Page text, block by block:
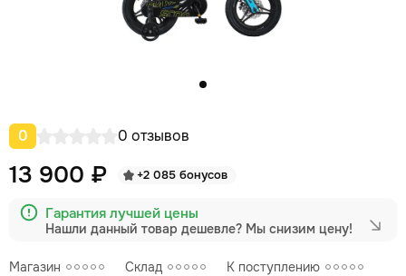
0 0 отзывов
Магазин Склад К поступлению
13 900 ₽ +2 085 бонусов
Гарантия лучшей цены
Нашли данный товар дешевле? Мы снизим цену!